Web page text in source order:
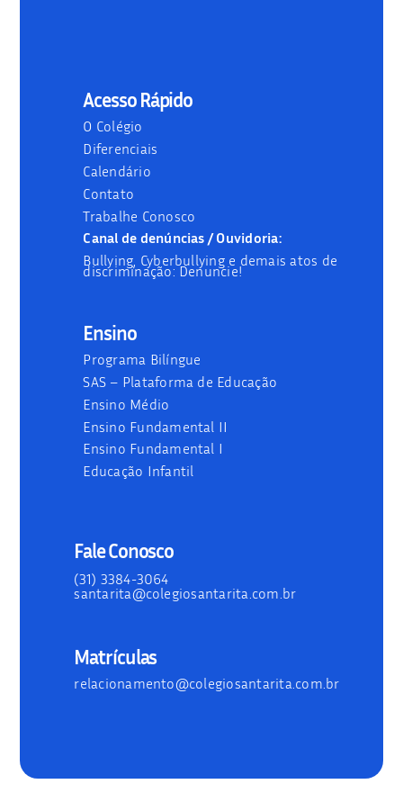
Acesso Rápido
O Colégio
Diferenciais
Calendário
Contato
Trabalhe Conosco
Canal de denúncias / Ouvidoria:
Bullying, Cyberbullying e demais atos de
discriminação: Denuncie!
Ensino
Programa Bilíngue
SAS – Plataforma de Educação
Ensino Médio
Ensino Fundamental II
Ensino Fundamental I
Educação Infantil
Fale Conosco
(31) 3384-3064
santarita@colegiosantarita.com.br
Matrículas
relacionamento@colegiosantarita.com.br